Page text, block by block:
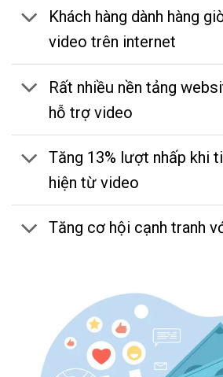
Khách hàng dành hàng
video trên internet
Rất nhiều nền tảng
hỗ trợ video
Tăng 13% lượt nhấp khi
hiện từ video
Tăng cơ hội cạnh tranh